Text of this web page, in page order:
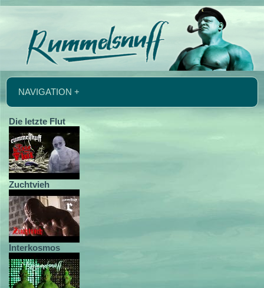
NAVIGATION +
Die letzte Flut
Zuchtvieh
Interkosmos